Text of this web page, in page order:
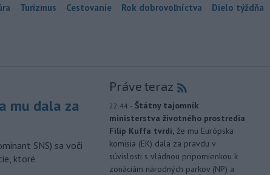
Turizmus Cestovanie Rok dobrovoľníctva Dielo týždňa
mu dala za
SNS) sa voči
ktoré
Práve teraz
22:44 - Štátny tajomník
ministerstva životného prostredia
Filip Kuffa tvrdí, že mu Európska
komisia (EK) dala za pravdu v
súvislosti s vládnou pripomienkou k
zonáciám národných parkov (NP) a